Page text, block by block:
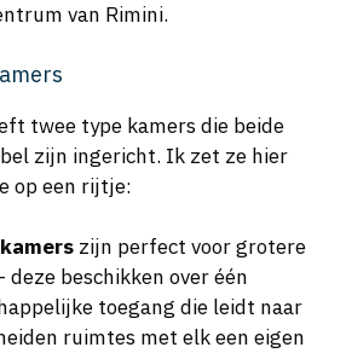
van Rimini.
twee type kamers die beide
zijn ingericht. Ik zet ze hier
op een rijtje:
zijn perfect voor grotere
deze beschikken over één
toegang die leidt naar
ruimtes met elk een eigen